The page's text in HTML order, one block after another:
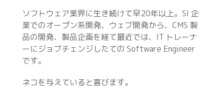
ソフトウェア業界に生き続けて早20年以上。SI 企
業でのオープン系開発、ウェブ開発から、CMS 製
品の開発、製品企画を経て最近では、IT トレーナ
ーにジョブチェンジしたての Software Engineer
です。
ネコを与えていると喜びます。